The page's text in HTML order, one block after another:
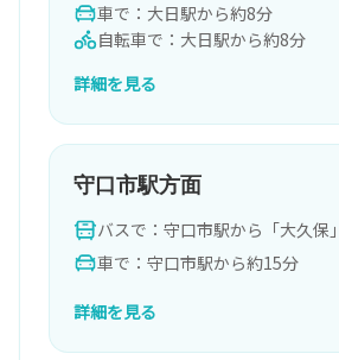
車で：大日駅から約8分
自転車で：大日駅から約8分
詳細を見る
守口市駅方面
バスで：守口市駅から「大久保
車で：守口市駅から約15分
詳細を見る